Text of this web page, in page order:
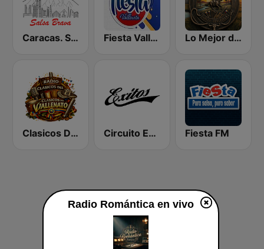
Caracas. Salsa Brava... Fiesta Vallenata Lo Mejor de Mi Llano
Clasicos Del Vallenato Circuito Exitos 99.9 FM Fiesta FM
Radio Romántica en vivo